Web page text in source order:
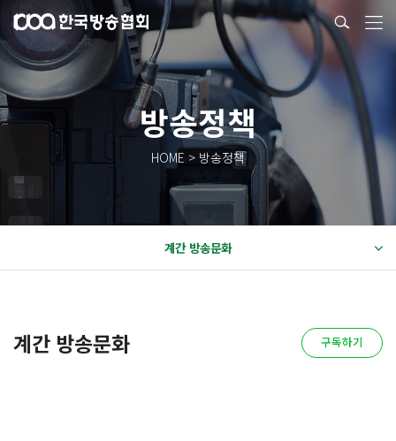
방송정책
HOME > 방송정책
계간 방송문화
계간 방송문화 구독하기